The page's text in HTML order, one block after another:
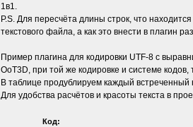
1в1.
P.S. Для пересчёта длины строк, что
текстового файла, а как это внести в плагин
Пример плагина для кодировки UTF-8 с
OoT3D, при той же кодировке и системе
В таблице продублируем каждый
Для удобства расчётов и красоты текста в
Код: